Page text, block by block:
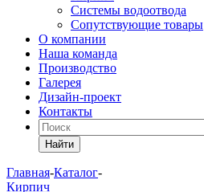
Системы водоотвода
Сопутствующие товары
О компании
Наша команда
Производство
Галерея
Дизайн-проект
Контакты
Найти
Главная-Каталог-
Кирпич